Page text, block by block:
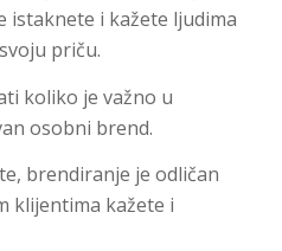
istaknete i kažete ljudima
priču.
koliko je važno u
osobni brend.
brendiranje je odličan
klijentima kažete i